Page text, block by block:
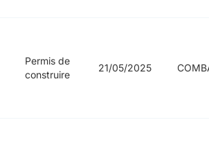
Permis de
construire
21/05/2025